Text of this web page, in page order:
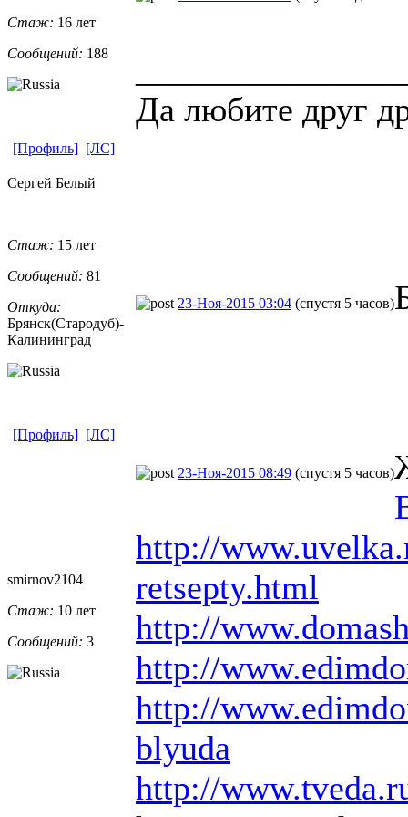
Стаж: 16 лет
Сообщений: 188
Да любите друг
[Профиль] [ЛС]
Сергей Белый
Стаж: 15 лет
Сообщений: 81
Откуда:
Брянск(Стародуб)-
Калининград
23-Ноя-2015 03:04 (спустя 5 часов)
[Профиль] [ЛС]
smirnov2104
Стаж: 10 лет
Сообщений: 3
23-Ноя-2015 08:49 (спустя 5 часов)
http://
retsepty.html
http://
http://
http://
blyuda
http://